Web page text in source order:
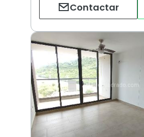
Contactar